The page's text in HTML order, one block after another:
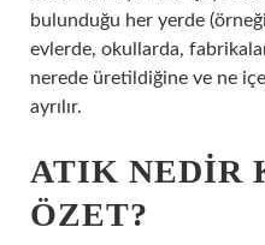
bulunduğu her yerde
evlerde, okullarda,
nerede üretildiğine ve ne
ayrılır.
ATIK NEDIR
ÖZET?